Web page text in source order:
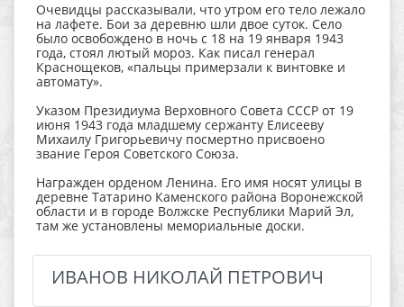
Очевидцы рассказывали, что утром его тело лежало
на лафете. Бои за деревню шли двое суток. Село
было освобождено в ночь с 18 на 19 января 1943
года, стоял лютый мороз. Как писал генерал
Краснощеков, «пальцы примерзали к винтовке и
автомату».
Указом Президиума Верховного Совета СССР от 19
июня 1943 года младшему сержанту Елисееву
Михаилу Григорьевичу посмертно присвоено
звание Героя Советского Союза.
Награжден орденом Ленина. Его имя носят улицы в
деревне Татарино Каменского района Воронежской
области и в городе Волжске Республики Марий Эл,
там же установлены мемориальные доски.
ИВАНОВ НИКОЛАЙ ПЕТРОВИЧ